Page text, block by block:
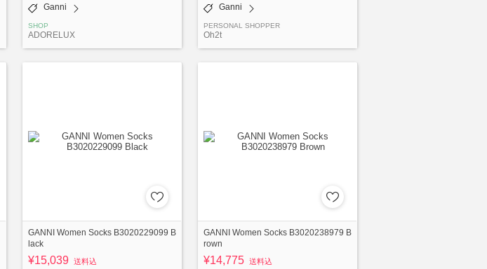
Ganni
SHOP
ADORELUX
Ganni
PERSONAL SHOPPER
Oh2t
GANNI Women Socks B3020229099 B
lack
¥15,039 送料込
GANNI Women Socks B3020238979 B
rown
¥14,775 送料込